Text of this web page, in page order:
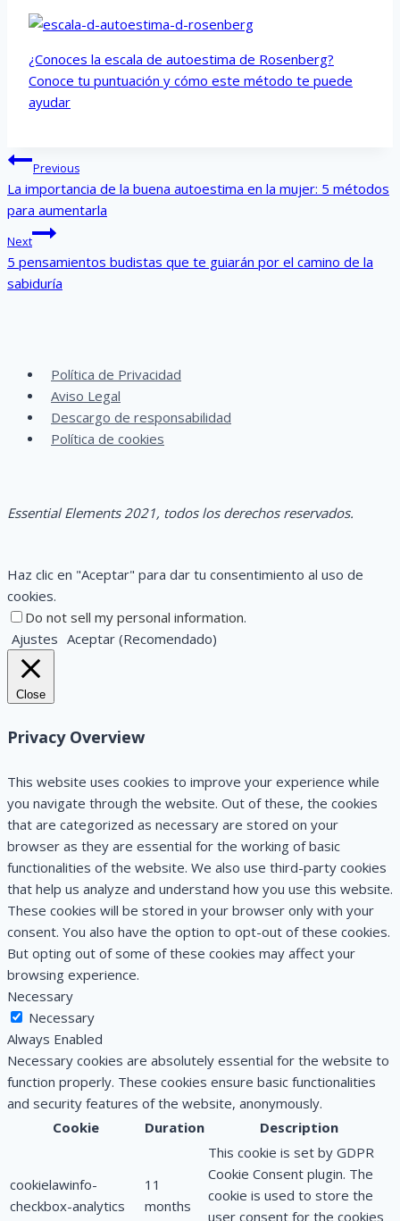
¿Conoces la escala de autoestima de Rosenberg?
Conoce tu puntuación y cómo este método te puede
ayudar
Post
navigation
Previous
La importancia de la buena autoestima en la mujer: 5 métodos
para aumentarla
Next
5 pensamientos budistas que te guiarán por el camino de la
sabiduría
Política de Privacidad
Aviso Legal
Descargo de responsabilidad
Política de cookies
EssentialElements2021, todos los derechos reservados.
Haz clic en "Aceptar" para dar tu consentimiento al uso de
cookies.
Do not sell my personal information.
Ajustes Aceptar (Recomendado)
Close
Privacy Overview
This website uses cookies to improve your experience while
you navigate through the website. Out of these, the cookies
that are categorized as necessary are stored on your
browser as they are essential for the working of basic
functionalities of the website. We also use third-party cookies
that help us analyze and understand how you use this website.
These cookies will be stored in your browser only with your
consent. You also have the option to opt-out of these cookies.
But opting out of some of these cookies may affect your
browsing experience.
Necessary
Necessary
Always Enabled
Necessary cookies are absolutely essential for the website to
function properly. These cookies ensure basic functionalities
and security features of the website, anonymously.
Cookie
Duration Description
cookielawinfo-
checkbox-analytics
11
months
This cookie is set by GDPR
Cookie Consent plugin. The
cookie is used to store the
user consent for the cookies